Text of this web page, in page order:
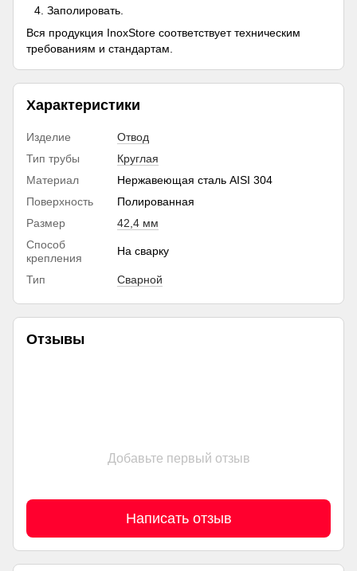
Заполировать.
Вся продукция InoxStore соответствует техническим
требованиям и стандартам.
Характеристики
Изделие
Отвод
Тип трубы
Круглая
Материал
Нержавеющая сталь AISI 304
Поверхность
Полированная
Размер
42,4 мм
Способ
крепления
На сварку
Тип Сварной
Отзывы
Добавьте первый отзыв
Написать отзыв